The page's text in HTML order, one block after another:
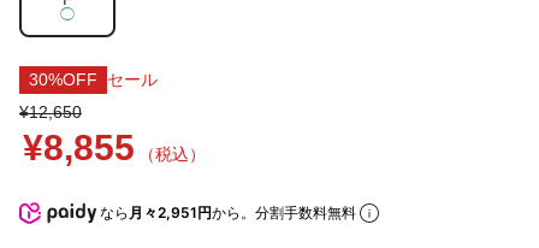
◯
30%OFF
セール
¥12,650
¥8,855 （税込）
なら 月々2,951円から。分割手数料無料